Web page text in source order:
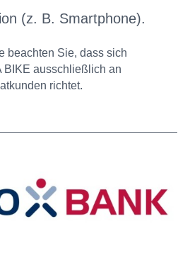
(z. B. Smartphone).
beachten Sie, dass sich
BIKE ausschließlich an
richtet.